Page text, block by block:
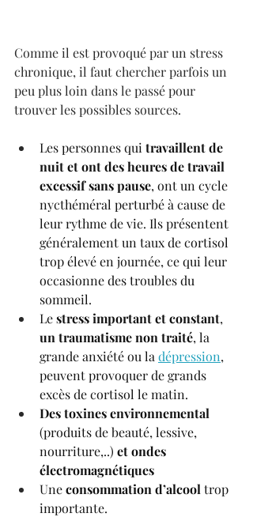
Comme il est provoqué par un stress
chronique, il faut chercher parfois un
peu plus loin dans le passé pour
trouver les possibles sources.
Les personnes qui travaillent de
nuit et ont des heures de travail
excessif sans pause, ont un cycle
nycthéméral perturbé à cause de
leur rythme de vie. Ils présentent
généralement un taux de cortisol
trop élevé en journée, ce qui leur
occasionne des troubles du
sommeil.
Le stress important et constant,
un traumatisme non traité, la
grande anxiété ou la dépression,
peuvent provoquer de grands
excès de cortisol le matin.
Des toxines environnemental
(produits de beauté, lessive,
nourriture,..) et ondes
électromagnétiques
Une consommation d’alcool trop
importante.